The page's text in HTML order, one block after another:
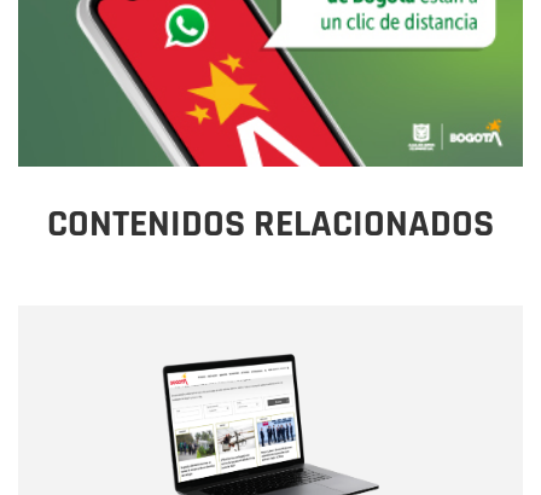
CONTENIDOS RELACIONADOS
Correo electrónico